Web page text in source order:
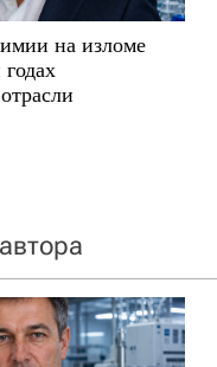
на изломе